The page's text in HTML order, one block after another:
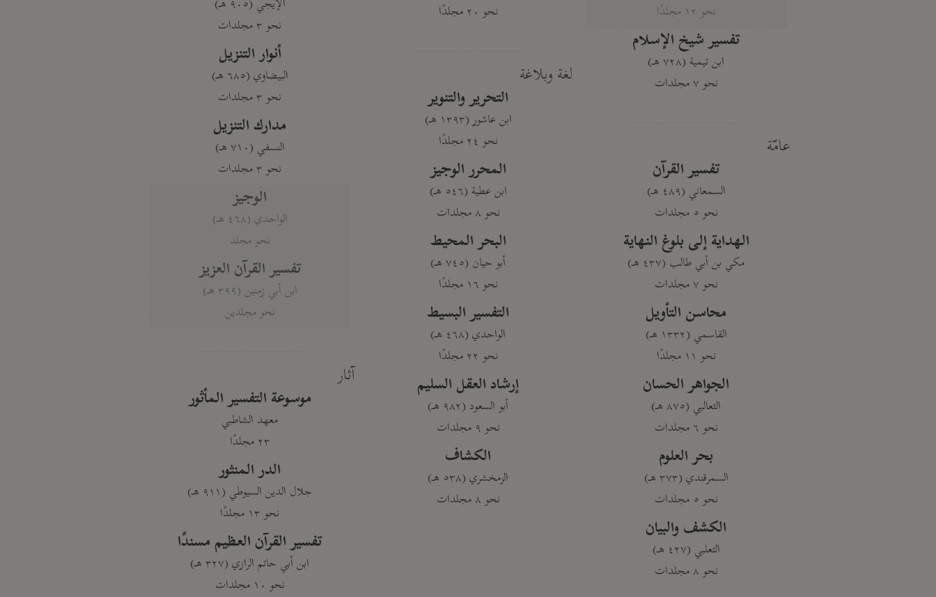
نحو ١٢ مجلدًا
تفسير شيخ الإسلام
ابن تيمية (٧٢٨ هـ)
نحو ٧ مجلدات
عامّة
تفسير القرآن
السمعاني (٤٨٩ هـ)
نحو ٥ مجلدات
الهداية إلى بلوغ النهاية
مكي بن أبي طالب (٤٣٧ هـ)
نحو ٧ مجلدات
محاسن التأويل
القاسمي (١٣٣٢ هـ)
نحو ١١ مجلدًا
الجواهر الحسان
الثعالبي (٨٧٥ هـ)
نحو ٦ مجلدات
بحر العلوم
السمرقندي (٣٧٣ هـ)
نحو ٥ مجلدات
الكشف والبيان
الثعلبي (٤٢٧ هـ)
نحو ٨ مجلدات
نحو ٢٠ مجلدًا
لغة وبلاغة
التحرير والتنوير
ابن عاشور (١٣٩٣ هـ)
نحو ٢٤ مجلدًا
المحرر الوجيز
ابن عطية (٥٤٦ هـ)
نحو ٨ مجلدات
البحر المحيط
أبو حيان (٧٤٥ هـ)
نحو ١٦ مجلدًا
التفسير البسيط
الواحدي (٤٦٨ هـ)
نحو ٢٢ مجلدًا
إرشاد العقل السليم
أبو السعود (٩٨٢ هـ)
نحو ٩ مجلدات
الكشاف
الزمخشري (٥٣٨ هـ)
نحو ٨ مجلدات
الإيجي (٩٠٥ هـ)
نحو ٣ مجلدات
أنوار التنزيل
البيضاوي (٦٨٥ هـ)
نحو ٣ مجلدات
مدارك التنزيل
النسفي (٧١٠ هـ)
نحو ٣ مجلدات
الوجيز
الواحدي (٤٦٨ هـ)
نحو مجلد
تفسير القرآن العزيز
ابن أبي زمنين (٣٩٩ هـ)
نحو مجلدين
آثار
موسوعة التفسير المأثور
معهد الشاطبي
٢٣ مجلدًا
الدر المنثور
جلال الدين السيوطي (٩١١ هـ)
نحو ١٣ مجلدًا
تفسير القرآن العظيم مسندًا
ابن أبي حاتم الرازي (٣٢٧ هـ)
نحو ١٠ مجلدات